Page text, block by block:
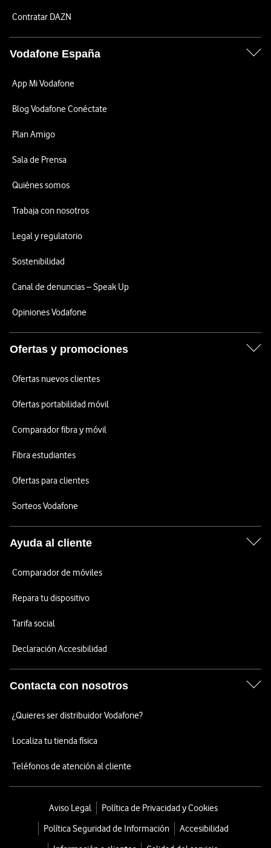
Contratar DAZN
Vodafone España
App Mi Vodafone
Blog Vodafone Conéctate
Plan Amigo
Sala de Prensa
Quiénes somos
Trabaja con nosotros
Legal y regulatorio
Sostenibilidad
Canal de denuncias – Speak Up
Opiniones Vodafone
Ofertas y promociones
Ofertas nuevos clientes
Ofertas portabilidad móvil
Comparador fibra y móvil
Fibra estudiantes
Ofertas para clientes
Sorteos Vodafone
Ayuda al cliente
Comparador de móviles
Repara tu dispositivo
Tarifa social
Declaración Accesibilidad
Contacta con nosotros
¿Quieres ser distribuidor Vodafone?
Localiza tu tienda física
Teléfonos de atención al cliente
Aviso Legal
Política de Privacidad y Cookies
Política Seguridad de Información
Accesibilidad